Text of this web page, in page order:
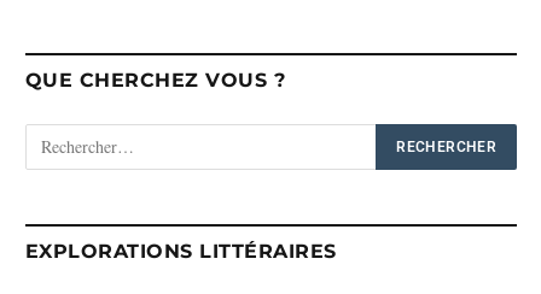
QUE CHERCHEZ VOUS ?
EXPLORATIONS LITTÉRAIRES